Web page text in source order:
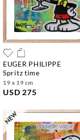
EUGER PHILIPPE
spritz time
19 x 19 cm
USD 275